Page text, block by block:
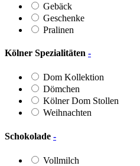
Gebäck
Geschenke
Pralinen
Kölner Spezialitäten -
Dom Kollektion
Dömchen
Kölner Dom Stollen
Weihnachten
Schokolade -
Vollmilch